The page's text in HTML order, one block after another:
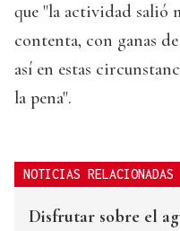
que "la actividad salió
contenta, con ganas
así en estas
la pena".
NOTICIAS RELACIONADAS
Disfrutar sobre el